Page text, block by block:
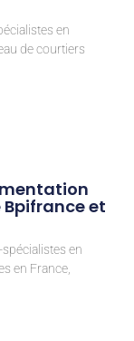
en
de courtiers
et
en
en France,